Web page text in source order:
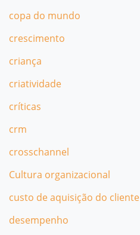
copa do mundo
crescimento
criança
criatividade
críticas
crm
crosschannel
Cultura organizacional
custo de aquisição do cliente
desempenho